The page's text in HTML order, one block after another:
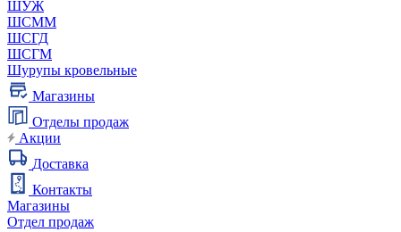
ШУЖ
ШСММ
ШСГД
ШСГМ
Шурупы кровельные
Магазины
Отделы продаж
Акции
Доставка
Контакты
Магазины
Отдел продаж